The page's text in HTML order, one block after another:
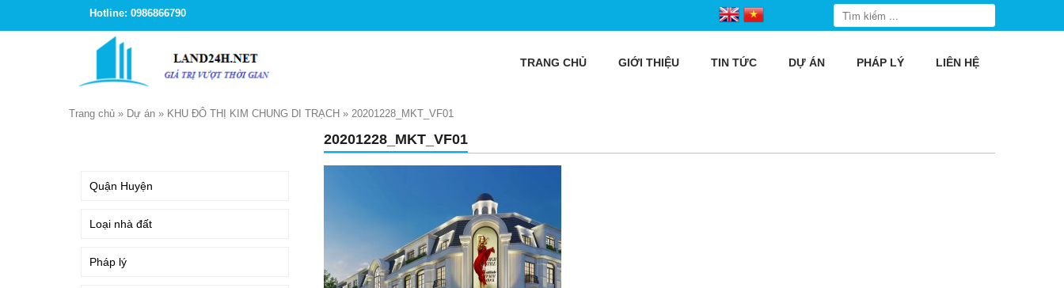
Hotline: 0986866790
TRANG CHỦ GIỚI THIỆU TIN TỨC DỰ ÁN PHÁP LÝ LIÊN HỆ
Trang chủ » Dự án » KHU ĐÔ THỊ KIM CHUNG DI TRẠCH » 20201228_MKT_VF01
20201228_MKT_VF01